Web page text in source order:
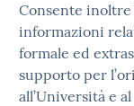
Consente
informazioni
formale ed
supporto per
all’Università e